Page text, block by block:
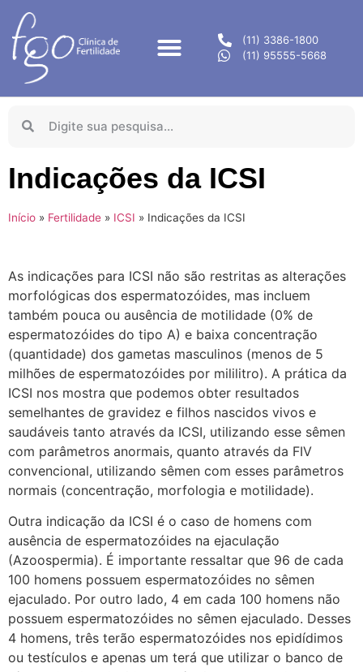
(11) 3386-1800
(11) 95555-5668
Indicações da ICSI
Início » Fertilidade » ICSI » Indicações da ICSI
As indicações para ICSI não são restritas as alterações
morfológicas dos espermatozóides, mas incluem
também pouca ou ausência de motilidade (0% de
espermatozóides do tipo A) e baixa concentração
(quantidade) dos gametas masculinos (menos de 5
milhões de espermatozóides por mililitro). A prática da
ICSI nos mostra que podemos obter resultados
semelhantes de gravidez e filhos nascidos vivos e
saudáveis tanto através da ICSI, utilizando esse sêmen
com parâmetros anormais, quanto através da FIV
convencional, utilizando sêmen com esses parâmetros
normais (concentração, morfologia e motilidade).
Outra indicação da ICSI é o caso de homens com
ausência de espermatozóides na ejaculação
(Azoospermia). É importante ressaltar que 96 de cada
100 homens possuem espermatozóides no sêmen
ejaculado. Por outro lado, 4 em cada 100 homens não
possuem espermatozóides no sêmen ejaculado. Desses
4 homens, três terão espermatozóides nos epidídimos
ou testículos e apenas um terá que utilizar o banco de